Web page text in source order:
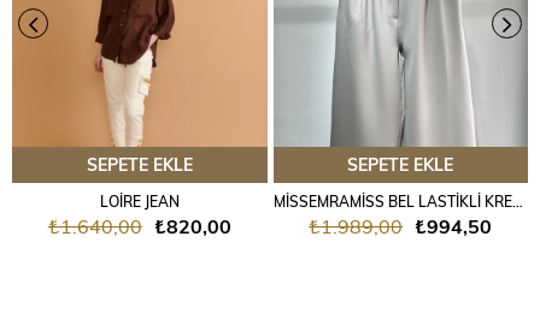
SEPETE EKLE
LOİRE JEAN
₺820,00
₺1.640,00
SEPETE EKLE
MİSSEMRAMİSS BEL LASTİKLİ KREP PANTALON GRİ
₺994,50
₺1.989,00